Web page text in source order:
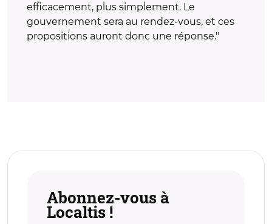
efficacement, plus simplement. Le
gouvernement sera au rendez-vous, et ces
propositions auront donc une réponse."
Abonnez-vous à
Localtis !